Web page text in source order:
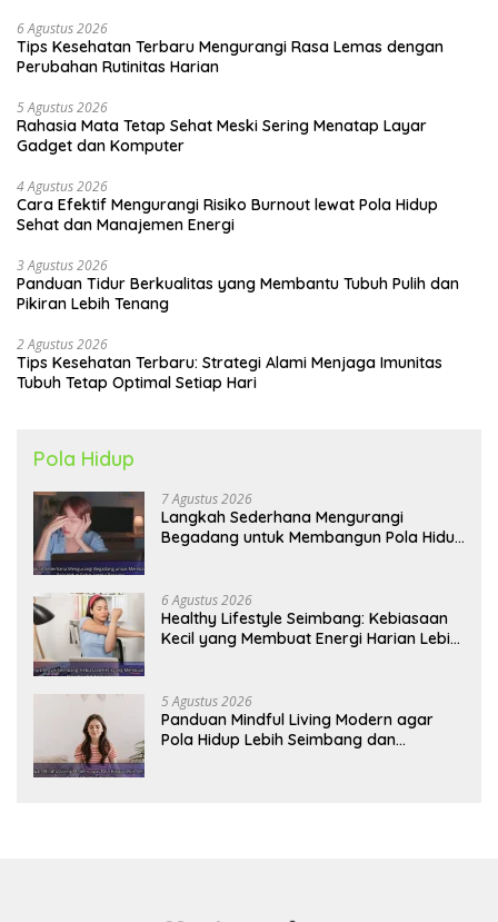
6 Agustus 2026
Tips Kesehatan Terbaru Mengurangi Rasa Lemas dengan
Perubahan Rutinitas Harian
5 Agustus 2026
Rahasia Mata Tetap Sehat Meski Sering Menatap Layar
Gadget dan Komputer
4 Agustus 2026
Cara Efektif Mengurangi Risiko Burnout lewat Pola Hidup
Sehat dan Manajemen Energi
3 Agustus 2026
Panduan Tidur Berkualitas yang Membantu Tubuh Pulih dan
Pikiran Lebih Tenang
2 Agustus 2026
Tips Kesehatan Terbaru: Strategi Alami Menjaga Imunitas
Tubuh Tetap Optimal Setiap Hari
Pola Hidup
7 Agustus 2026
Langkah Sederhana Mengurangi
Begadang untuk Membangun Pola Hidup
6 Agustus 2026
Healthy Lifestyle Seimbang: Kebiasaan
Kecil yang Membuat Energi Harian Lebih
5 Agustus 2026
Panduan Mindful Living Modern agar
Pola Hidup Lebih Seimbang dan